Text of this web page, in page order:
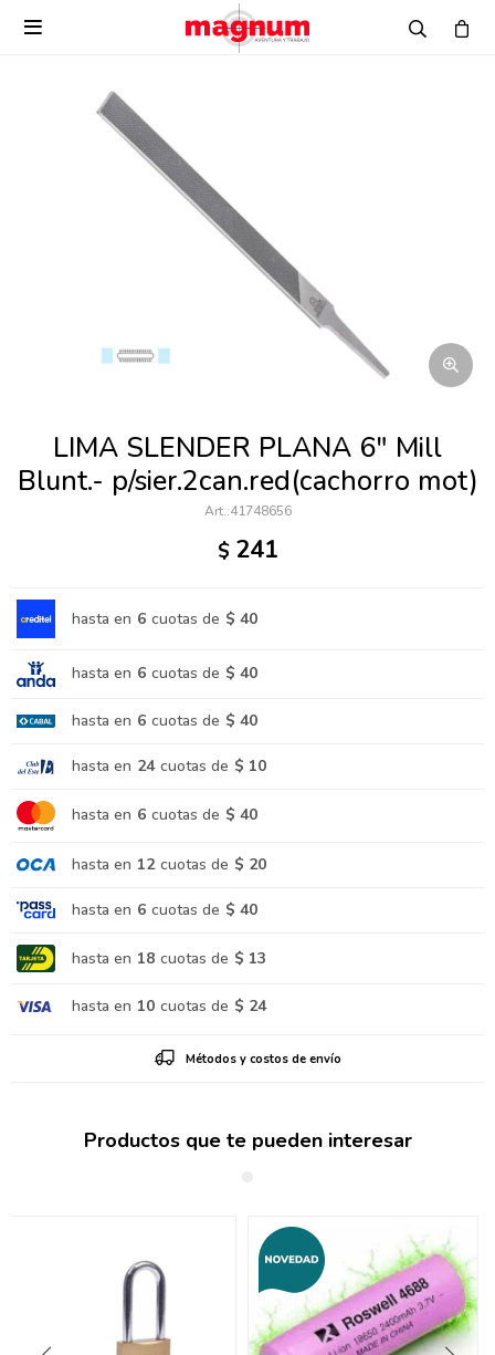

LIMA SLENDER PLANA 6" Mill
Blunt.- p/sier.2can.red(cachorro mot)
41748656
$ 241
hasta en 6 cuotas de $ 40
hasta en 6 cuotas de $ 40
hasta en 6 cuotas de $ 40
hasta en 24 cuotas de $ 10
hasta en 6 cuotas de $ 40
hasta en 12 cuotas de $ 20
hasta en 6 cuotas de $ 40
hasta en 18 cuotas de $ 13
hasta en 10 cuotas de $ 24
Métodos y costos de envío
Productos que te pueden interesar